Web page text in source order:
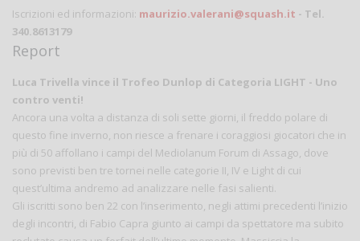
Iscrizioni ed informazioni: maurizio.valerani@squash.it - Tel.
340.8613179
Report
Luca Trivella vince il Trofeo Dunlop di Categoria LIGHT - Uno
contro venti!
Ancora una volta a distanza di soli sette giorni, il freddo polare di
questo fine inverno, non riesce a frenare i coraggiosi giocatori che in
più di 50 affollano i campi del Mediolanum Forum di Assago, dove
sono previsti ben tre tornei nelle categorie II, IV e Light di cui
quest’ultima andremo ad analizzare nelle fasi salienti.
Gli iscritti sono ben 22 con l’inserimento, negli attimi precedenti l’inizio
degli incontri, di Fabio Capra giunto ai campi da spettatore ma subito